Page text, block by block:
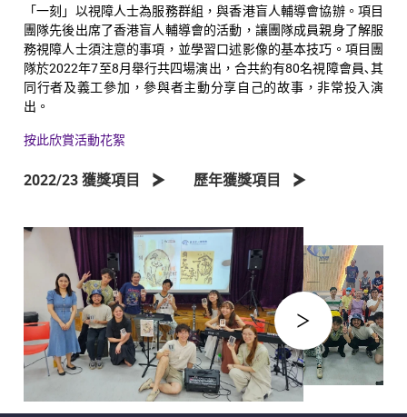
「一刻」以視障人士為服務群組，與香港盲人輔導會協辦。項目
團隊先後出席了香港盲人輔導會的活動，讓團隊成員親身了解服
務視障人士須注意的事項，並學習口述影像的基本技巧。項目團
隊於2022年7至8月舉行共四場演出，合共約有80名視障會員､其
同行者及義工參加，參與者主動分享自己的故事，非常投入演
出。
按此欣賞活動花絮
2022/23 獲獎項目 歷年獲獎項目